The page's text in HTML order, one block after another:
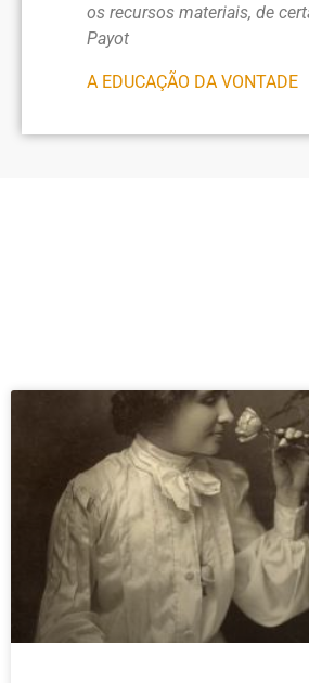
os recursos materiais, de
Payot
A EDUCAÇÃO DA VONTADE